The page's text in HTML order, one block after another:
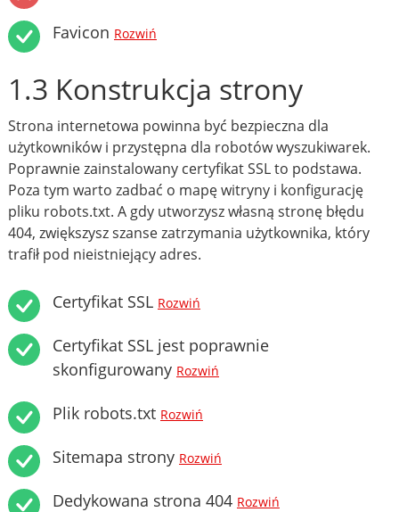
Favicon Rozwiń
1.3 Konstrukcja strony
Strona internetowa powinna być bezpieczna dla
użytkowników i przystępna dla robotów wyszukiwarek.
Poprawnie zainstalowany certyfikat SSL to podstawa.
Poza tym warto zadbać o mapę witryny i konfigurację
pliku robots.txt. A gdy utworzysz własną stronę błędu
404, zwiększysz szanse zatrzymania użytkownika, który
trafił pod nieistniejący adres.
Certyfikat SSL Rozwiń
Certyfikat SSL jest poprawnie
skonfigurowany Rozwiń
Plik robots.txt Rozwiń
Sitemapa strony Rozwiń
Dedykowana strona 404 Rozwiń